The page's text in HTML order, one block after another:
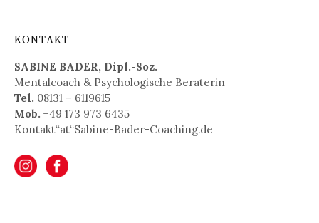
KONTAKT
SABINE BADER, Dipl.-Soz.
Mentalcoach & Psychologische Beraterin
Tel. 08131 – 6119615
Mob. +49 173 973 6435
Kontakt“at“Sabine-Bader-Coaching.de